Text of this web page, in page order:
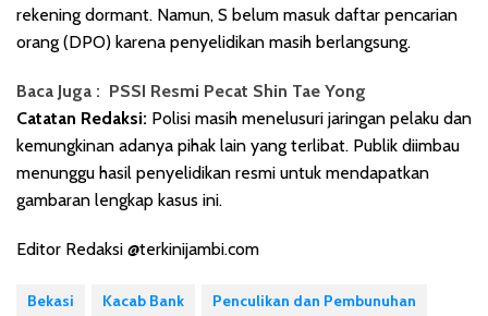
rekening dormant. Namun, S belum masuk daftar pencarian
orang (DPO) karena penyelidikan masih berlangsung.
Baca Juga : PSSI Resmi Pecat Shin Tae Yong
Catatan Redaksi: Polisi masih menelusuri jaringan pelaku dan
kemungkinan adanya pihak lain yang terlibat. Publik diimbau
menunggu hasil penyelidikan resmi untuk mendapatkan
gambaran lengkap kasus ini.
Editor Redaksi @terkinijambi.com
Bekasi Kacab Bank
Penculikan dan Pembunuhan